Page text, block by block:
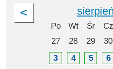
Po Wt Śr Cz
27
28 29 30
3
4 5 6